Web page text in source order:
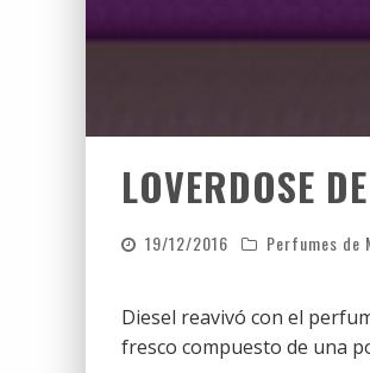
LOVERDOSE
19/12/2016 Perfumes de
Diesel reavivó con el
fresco compuesto de una